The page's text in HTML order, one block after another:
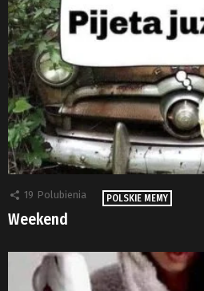
19 Polubienia POLSKIE MEMY
Weekend